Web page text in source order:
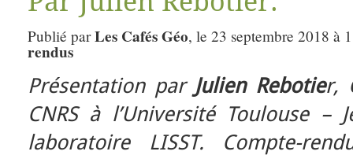
Publié parLes Cafés Géo, le 23 septembre 2018 à
rendus
Présentation par Julien Rebotier,
CNRS à l’Université Toulouse –
laboratoire LISST. Compte-